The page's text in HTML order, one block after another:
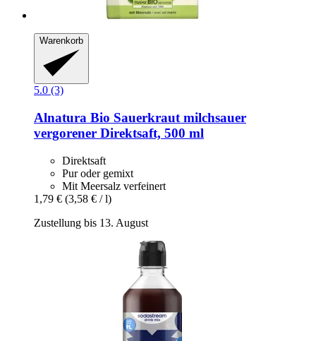
Warenkorb
5.0 (3)
Alnatura Bio Sauerkraut milchsauer
vergorener Direktsaft, 500 ml
Direktsaft
Pur oder gemixt
Mit Meersalz verfeinert
1,79 € (3,58 € / l)
Zustellung bis 13. August